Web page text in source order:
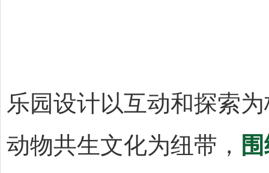
乐园设计以互动和探索
动物共生文化为纽带，